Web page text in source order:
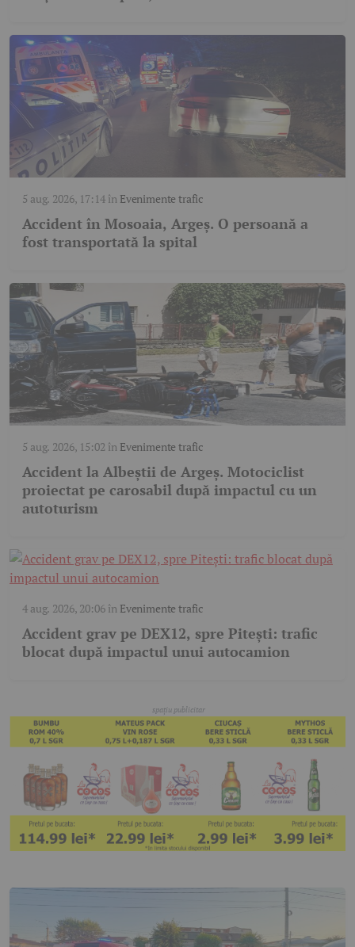
5 aug. 2026, 17:14în Evenimente trafic
Accident în Mosoaia, Argeș. O persoană a
fost transportată la spital
5 aug. 2026, 15:02 în Evenimente trafic
Accident la Albeștii de Argeș. Motociclist
proiectat pe carosabil după impactul cu un
autoturism
4 aug. 2026, 20:06în Evenimente trafic
Accident grav pe DEX12, spre Pitești: trafic
blocat după impactul unui autocamion